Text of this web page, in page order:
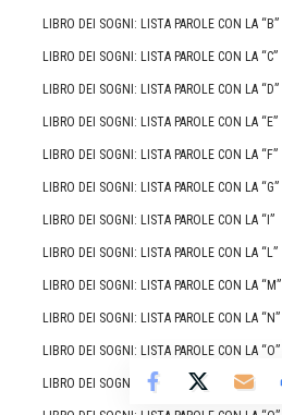
LIBRO DEI SOGNI: LISTA PAROLE CON LA “B”
LIBRO DEI SOGNI: LISTA PAROLE CON LA “C”
LIBRO DEI SOGNI: LISTA PAROLE CON LA “D”
LIBRO DEI SOGNI: LISTA PAROLE CON LA “E”
LIBRO DEI SOGNI: LISTA PAROLE CON LA “F”
LIBRO DEI SOGNI: LISTA PAROLE CON LA “G”
LIBRO DEI SOGNI: LISTA PAROLE CON LA “I”
LIBRO DEI SOGNI: LISTA PAROLE CON LA “L”
LIBRO DEI SOGNI: LISTA PAROLE CON LA “M”
LIBRO DEI SOGNI: LISTA PAROLE CON LA “N”
LIBRO DEI SOGNI: LISTA PAROLE CON LA “O”
LIBRO DEI SOGNI: LISTA PAROLE CON LA “P”